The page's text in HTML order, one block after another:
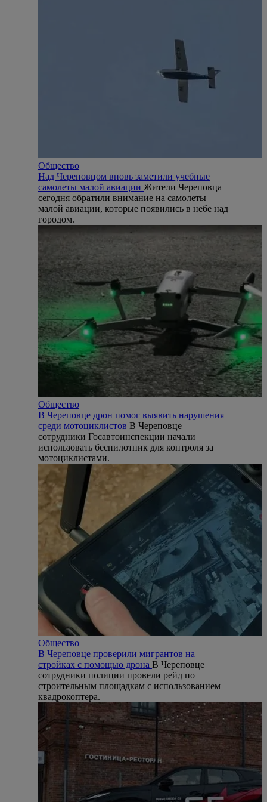
Общество
Над Череповцом вновь заметили учебные
самолеты малой авиации Жители Череповца
сегодня обратили внимание на самолеты
малой авиации, которые появились в небе над
городом.
Общество
В Череповце дрон помог выявить нарушения
среди мотоциклистов В Череповце
сотрудники Госавтоинспекции начали
использовать беспилотник для контроля за
мотоциклистами.
Общество
В Череповце проверили мигрантов на
стройках с помощью дрона В Череповце
сотрудники полиции провели рейд по
строительным площадкам с использованием
квадрокоптера.